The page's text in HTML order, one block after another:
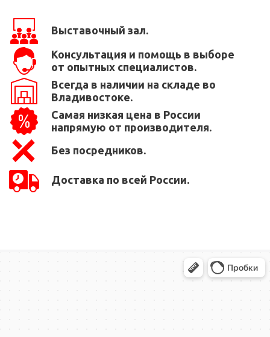
Выставочный зал.
Консультация и помощь в выборе
от опытных специалистов.
Всегда в наличии на складе во
Владивостоке.
Самая низкая цена в России
напрямую от производителя.
Без посредников.
Доставка по всей России.